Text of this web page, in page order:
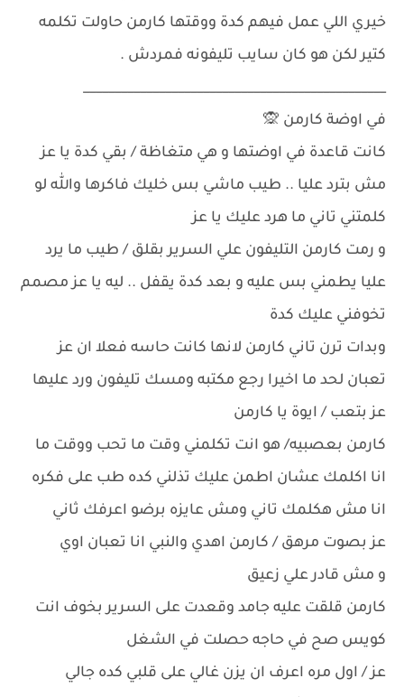
خيري اللي عمل فيهم كدة ووقتها كارمن حاولت تكلمه
كتير لكن هو كان سايب تليفونه فمردش .
________________________________________________
في اوضة كارمن 🙊
كانت قاعدة في اوضتها و هي متغاظة / بقي كدة يا عز
مش بترد عليا .. طيب ماشي بس خليك فاكرها والله لو
كلمتني تاني ما هرد عليك يا عز
و رمت كارمن التليفون علي السرير بقلق / طيب ما يرد
عليا يطمني بس عليه و بعد كدة يقفل .. ليه يا عز مصمم
تخوفني عليك كدة
وبدات ترن تاني كارمن لانها كانت حاسه فعلا ان عز
تعبان لحد ما اخيرا رجع مكتبه ومسك تليفون ورد عليها
عز بتعب / ايوة يا كارمن
كارمن بعصبيه/ هو انت تكلمني وقت ما تحب ووقت ما
انا اكلمك عشان اطمن عليك تذلني كده طب على فكره
انا مش هكلمك تاني ومش عايزه برضو اعرفك ثاني
عز بصوت مرهق / كارمن اهدي والنبي انا تعبان اوي
و مش قادر علي زعيق
كارمن قلقت عليه جامد وقعدت على السرير بخوف انت
كويس صح في حاجه حصلت في الشغل
عز / اول مره اعرف ان يزن غالي على قلبي كده جالي